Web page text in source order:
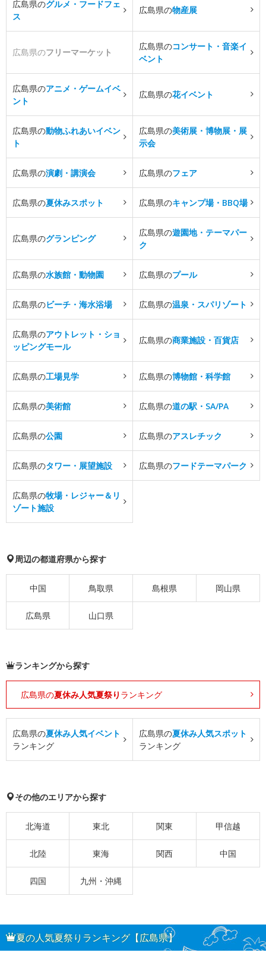
広島県のグルメ・フードフェ
ス
広島県の物産展
広島県のフリーマーケット
広島県のコンサート・音楽イ
ベント
広島県のアニメ・ゲームイベ
ント
広島県の花イベント
広島県の動物ふれあいイベン
ト
広島県の美術展・博物展・展
示会
広島県の演劇・講演会 広島県のフェア
広島県の夏休みスポット 広島県のキャンプ場・BBQ場
広島県のグランピング
広島県の遊園地・テーマパー
ク
広島県の水族館・動物園 広島県のプール
広島県のビーチ・海水浴場 広島県の温泉・スパリゾート
広島県のアウトレット・ショ
ッピングモール
広島県の商業施設・百貨店
広島県の工場見学 広島県の博物館・科学館
広島県の美術館 広島県の道の駅・SA/PA
広島県の公園 広島県のアスレチック
広島県のタワー・展望施設 広島県のフードテーマパーク
広島県の牧場・レジャー＆リ
ゾート施設
周辺の都道府県から探す
中国 鳥取県 島根県 岡山県
広島県 山口県
ランキングから探す
広島県の夏休み人気夏祭り ランキング
広島県の夏休み人気イベント
ランキング
広島県の夏休み人気スポット
ランキング
その他のエリアから探す
北海道 東北 関東 甲信越
北陸 東海 関西 中国
四国 九州・沖縄
夏の人気夏祭りランキング【広島県】